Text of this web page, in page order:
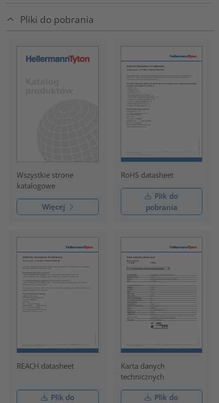
Pliki do pobrania
Wszystkie strone
katalogowe
Więcej
RoHS datasheet
Plik do
pobrania
REACH datasheet
Plik do
Karta danych
technicznych
Plik do